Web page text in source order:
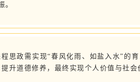
。
思政需实现“春风化雨、如盐入水”的
升道德修养，最终实现个人价值与社会